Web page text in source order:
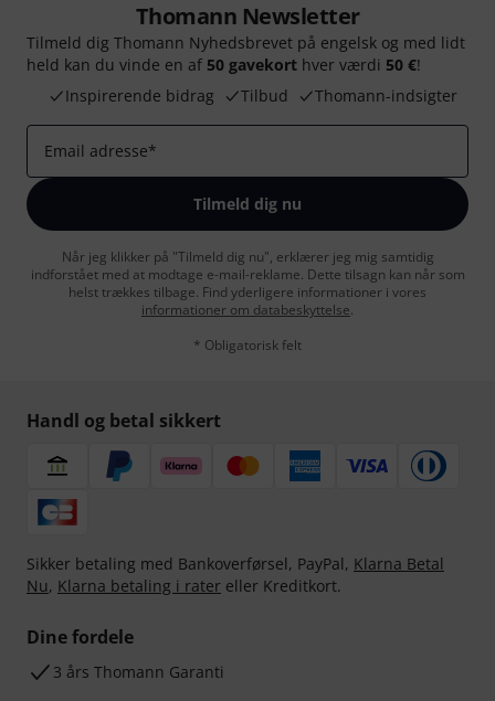
Thomann Newsletter
Tilmeld dig Thomann Nyhedsbrevet på engelsk og med lidt
held kan du vinde en af 50 gavekort hver værdi 50 €!
Inspirerende bidrag
Tilbud Thomann-indsigter
Email adresse*
Tilmeld dig nu
Når jeg klikker på "Tilmeld dig nu", erklærer jeg mig samtidig
indforstået med at modtage e-mail-reklame. Dette tilsagn kan når som
helst trækkes tilbage. Find yderligere informationer i vores
informationer om databeskyttelse.
* Obligatorisk felt
Handl og betal sikkert
Sikker betaling med Bankoverførsel, PayPal, Klarna Betal
Nu, Klarna betaling i rater eller Kreditkort.
Dine fordele
3 års Thomann Garanti